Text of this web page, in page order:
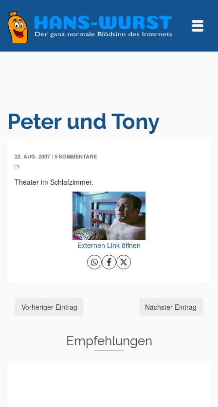
Peter und Tony
22. AUG. 2007 | 5 KOMMENTARE
Theater im Schlafzimmer.
Externen Link öffnen
Vorheriger Eintrag Nächster Eintrag
Empfehlungen